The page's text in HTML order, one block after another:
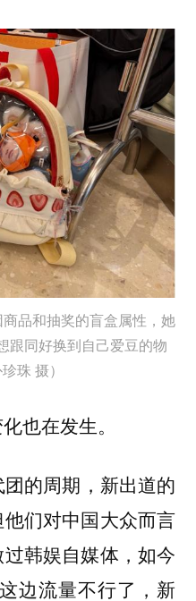
品和抽奖的盲盒属性，她
跟同好换到自己爱豆的物
珠 摄）
也在发生。
的周期，新出道的
们对中国大众而言
韩娱自媒体，如今
边流量不行了，新